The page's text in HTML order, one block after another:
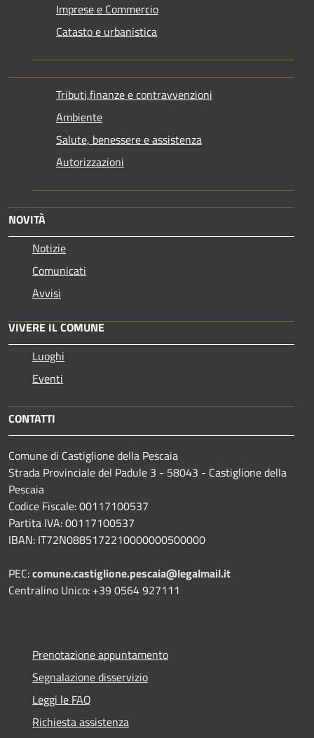
Imprese e Commercio
Catasto e urbanistica
Tributi,finanze e contravvenzioni
Ambiente
Salute, benessere e assistenza
Autorizzazioni
NOVITÀ
Notizie
Comunicati
Avvisi
VIVERE IL COMUNE
Luoghi
Eventi
CONTATTI
Comune di Castiglione della Pescaia
Strada Provinciale del Padule 3 - 58043 - Castiglione della
Pescaia
Codice Fiscale: 00117100537
Partita IVA: 00117100537
IBAN: IT72N0885172210000000500000
PEC:comune.castiglione.pescaia@legalmail.it
Centralino Unico: +39 0564 927111
Prenotazione appuntamento
Segnalazione disservizio
Leggi le FAQ
Richiesta assistenza